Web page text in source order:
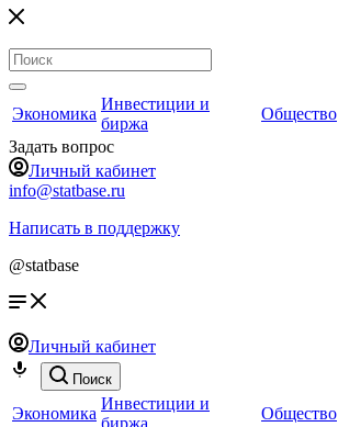
Экономика
Инвестиции и
биржа
Общество
Задать вопрос
Личный кабинет
info@statbase.ru
Написать в поддержку
@statbase
Личный кабинет
Поиск
Экономика
Инвестиции и
биржа
Общество